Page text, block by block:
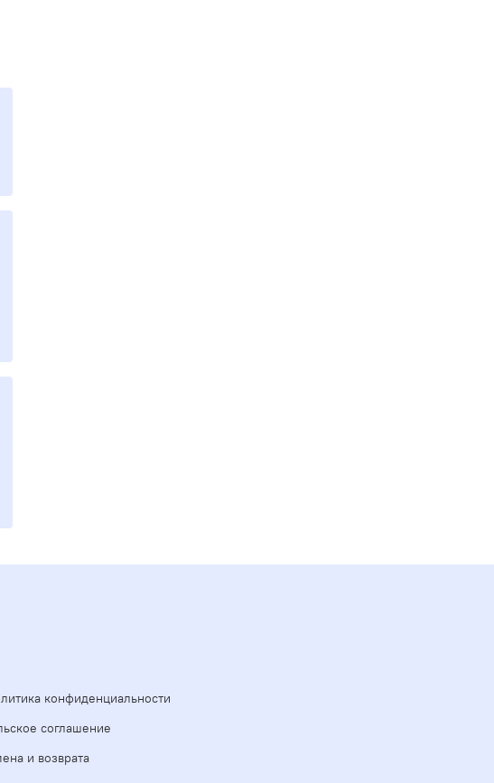
конфиденциальности
соглашение
и возврата